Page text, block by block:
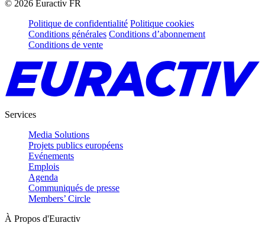
© 2026 Euractiv FR
Politique de confidentialité Politique cookies
Conditions générales Conditions d’abonnement
Conditions de vente
Services
Media Solutions
Projets publics européens
Evénements
Emplois
Agenda
Communiqués de presse
Members’ Circle
À Propos d'Euractiv